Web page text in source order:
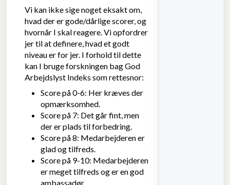
Vi kan ikke sige noget eksakt om,
hvad der er gode/dårlige scorer, og
hvornår I skal reagere. Vi opfordrer
jer til at definere, hvad et godt
niveau er for jer. I forhold til dette
kan I bruge forskningen bag God
Arbejdslyst Indeks som rettesnor:
Score på 0-6: Her kræves der
opmærksomhed.
Score på 7: Det går fint, men
der er plads til forbedring.
Score på 8: Medarbejderen er
glad og tilfreds.
Score på 9-10: Medarbejderen
er meget tilfreds og er en god
ambassadør